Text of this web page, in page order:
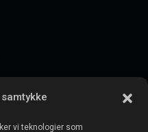
vi teknologier som